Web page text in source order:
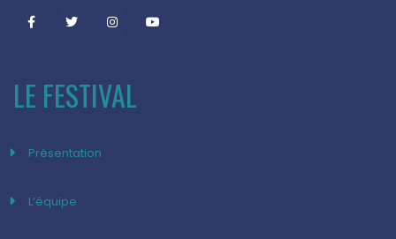
LE FESTIVAL
Présentation
L’équipe